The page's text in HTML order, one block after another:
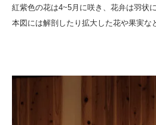
紅紫色の花は4~5月に咲き、花弁は羽状に
本図には解剖したり拡大した花や果実な